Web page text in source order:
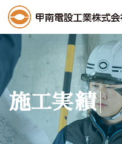
施工実績